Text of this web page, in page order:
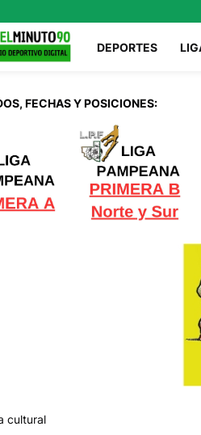
DEPORTES
FECHAS Y POSICIONES:
cultural